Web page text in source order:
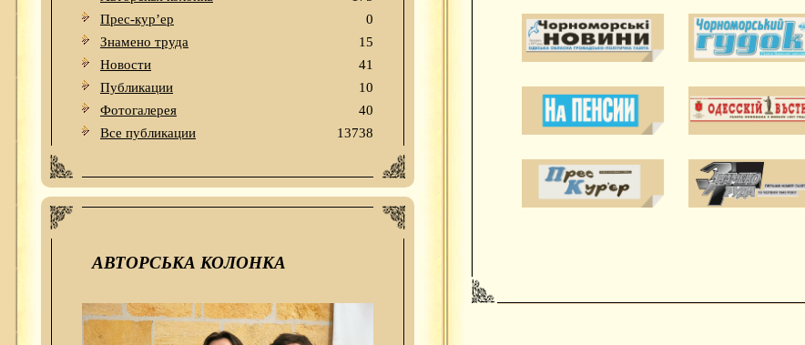
Прес-кур’ер
0
Знамено труда
15
Новости
41
Публикации
10
Фотогалерея
40
Все публикации
13738
АВТОРСЬКА КОЛОНКА